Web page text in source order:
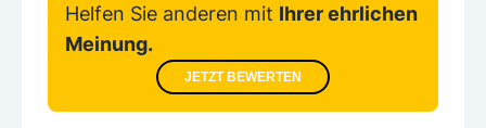
Helfen Sie anderen mit Ihrer ehrlichen
Meinung.
JETZT BEWERTEN